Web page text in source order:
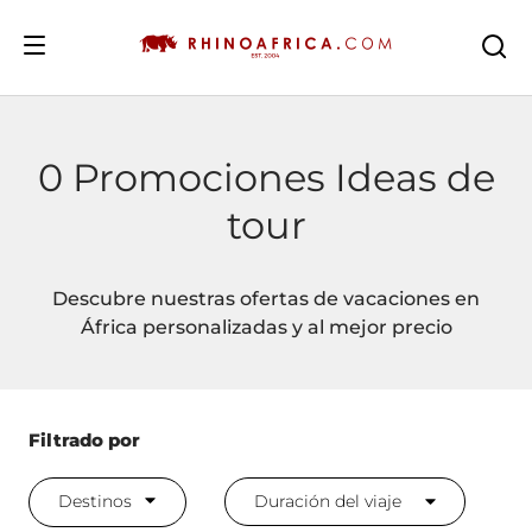
DESTINOS
RECOMENDACIONES
0 Promociones Ideas de
tour
Descubre nuestras ofertas de vacaciones en
África personalizadas y al mejor precio
Filtrado por
Destinos Duración del viaje